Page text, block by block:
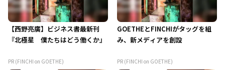
【西野亮廣】ビジネス書最新刊
『北極星 僕たちはどう働くか』
PR (FINCHI on GOETHE)
GOETHEとFINCHIがタッグを組
み、新メディアを創設
PR (FINCHI on GOETHE)